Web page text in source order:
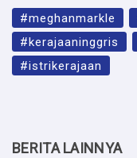
#meghanmarkle
#kerajaaninggris
#istrikerajaan
BERITA LAINNYA